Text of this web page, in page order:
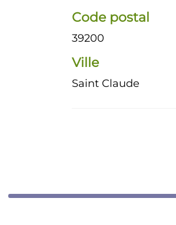
Code postal
39200
Ville
Saint Claude